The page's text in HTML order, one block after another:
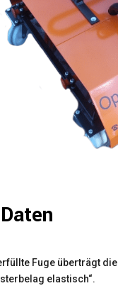
Fuge überträgt
elastisch“.